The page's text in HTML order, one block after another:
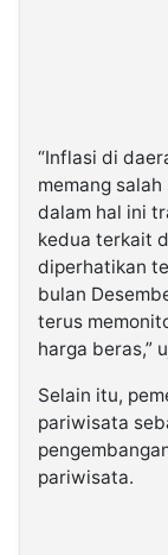
“Inflasi di
memang
dalam hal ini
kedua terkait
diperhatikan
bulan
terus
harga beras,”
Selain itu,
pariwisata
pariwisata.